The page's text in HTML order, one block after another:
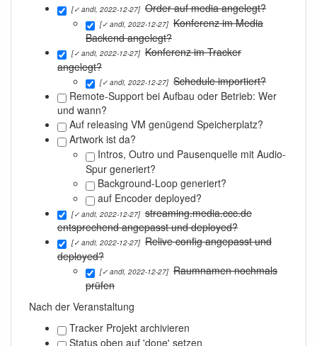
[✓ andi, 2022-12-27] Order auf media angelegt?
[✓ andi, 2022-12-27] Konferenz im Media
Backend angelegt?
[✓ andi, 2022-12-27] Konferenz im Tracker
angelegt?
[✓ andi, 2022-12-27] Schedule importiert?
Remote-Support bei Aufbau oder Betrieb: Wer
und wann?
Auf releasing VM genügend Speicherplatz?
Artwork ist da?
Intros, Outro und Pausenquelle mit Audio-
Spur generiert?
Background-Loop generiert?
auf Encoder deployed?
[✓ andi, 2022-12-27] streaming.media.ccc.de
entsprechend angepasst und deployed?
[✓ andi, 2022-12-27] Relive config angepasst und
deployed?
[✓ andi, 2022-12-27] Raumnamen nochmals
prüfen
Nach der Veranstaltung
Tracker Projekt archivieren
Status oben auf 'done' setzen